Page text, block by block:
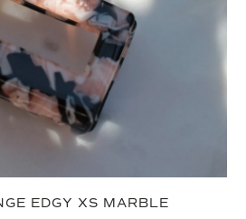
EDGY XS MARBLE